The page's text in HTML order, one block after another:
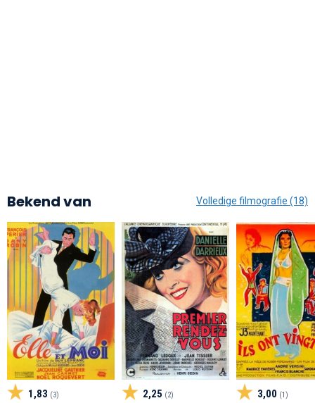
Bekend van Volledige filmografie (18)
1,83 (3) 2,25 (2) 3,00 (1)